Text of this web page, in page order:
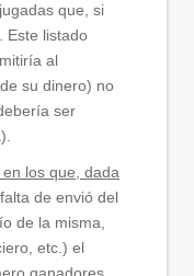
que, si
Este listado
al
su dinero) no
ser
los que, dada
de envió del
de la misma,
etc.) el